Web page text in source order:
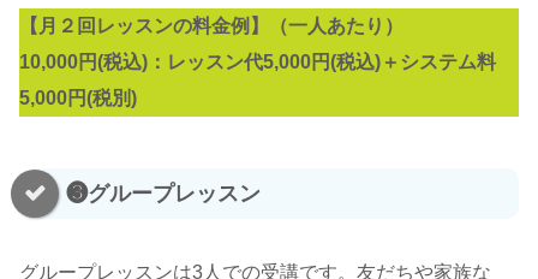
【月２回レッスンの料金例】（一人あたり）
10,000円(税込)：レッスン代5,000円(税込)＋システム料
5,000円(税別)
❸グループレッスン
グループレッスンは3人での受講です。友だちや家族な